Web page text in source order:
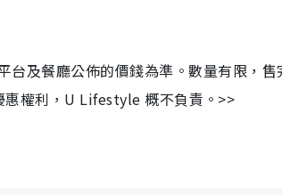
台及餐廳公佈的價錢為準。數量有限，售
惠權利，U Lifestyle 概不負責。>>